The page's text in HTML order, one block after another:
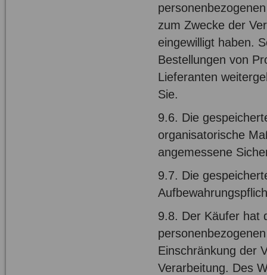
zum Zwecke der
eingewilligt haben.
Bestellungen von
Lieferanten
Sie.
9.6. Die
organisatorische
angemessene
9.7. Die
9.8. Der Käufer hat
Einschränkung der
Verarbeitung. Des